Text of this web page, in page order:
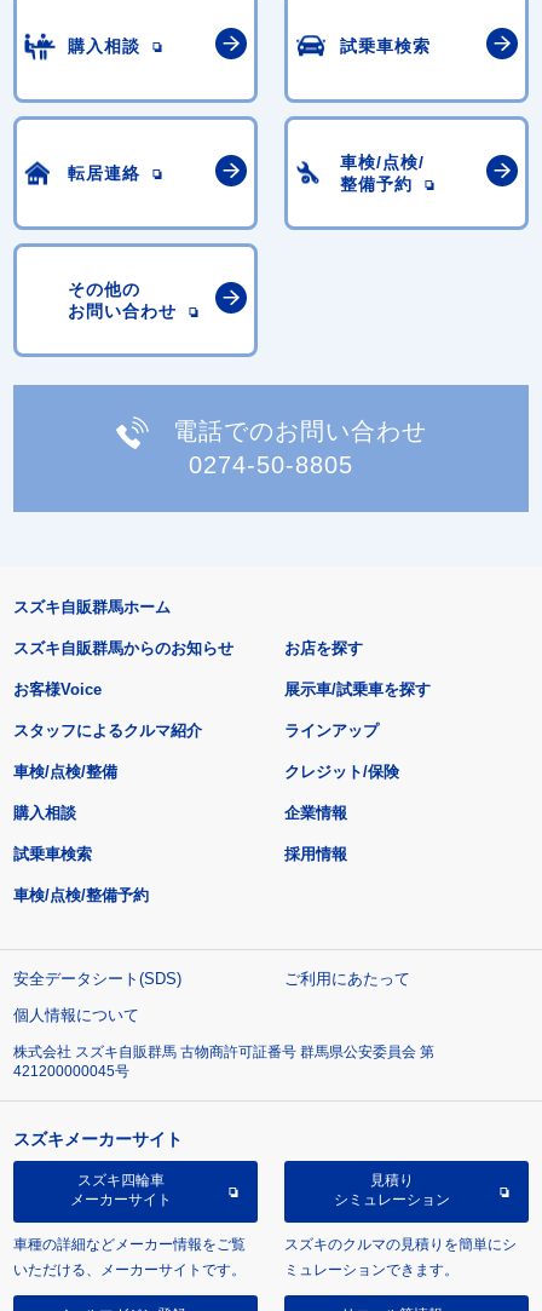
購入相談 試乗車検索
転居連絡
車検/点検/
整備予約
その他の
お問い合わせ
電話でのお問い合わせ
0274-50-8805
スズキ自販群馬ホーム
スズキ自販群馬からのお知らせ
お客様Voice
スタッフによるクルマ紹介
お店を探す
展示車/試乗車を探す
ラインアップ
車検/点検/整備 クレジット/保険
購入相談
試乗車検索
車検/点検/整備予約
企業情報
採用情報
安全データシート(SDS)
ご利用にあたって
個人情報について
株式会社 スズキ自販群馬 古物商許可証番号 群馬県公安委員会 第
421200000045号
スズキメーカーサイト
スズキ四輪車
メーカーサイト
車種の詳細などメーカー情報をご覧
いただける、メーカーサイトです。
見積り
シミュレーション
スズキのクルマの見積りを簡単にシ
ミュレーションできます。